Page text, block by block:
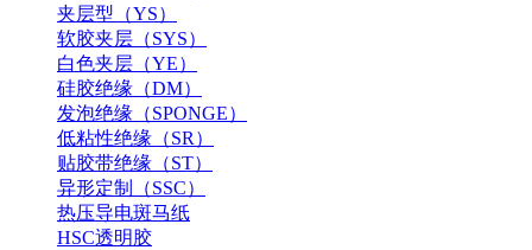
夹层型（YS）
软胶夹层（SYS）
白色夹层（YE）
硅胶绝缘（DM）
发泡绝缘（SPONGE）
低粘性绝缘（SR）
贴胶带绝缘（ST）
异形定制（SSC）
热压导电斑马纸
HSC透明胶